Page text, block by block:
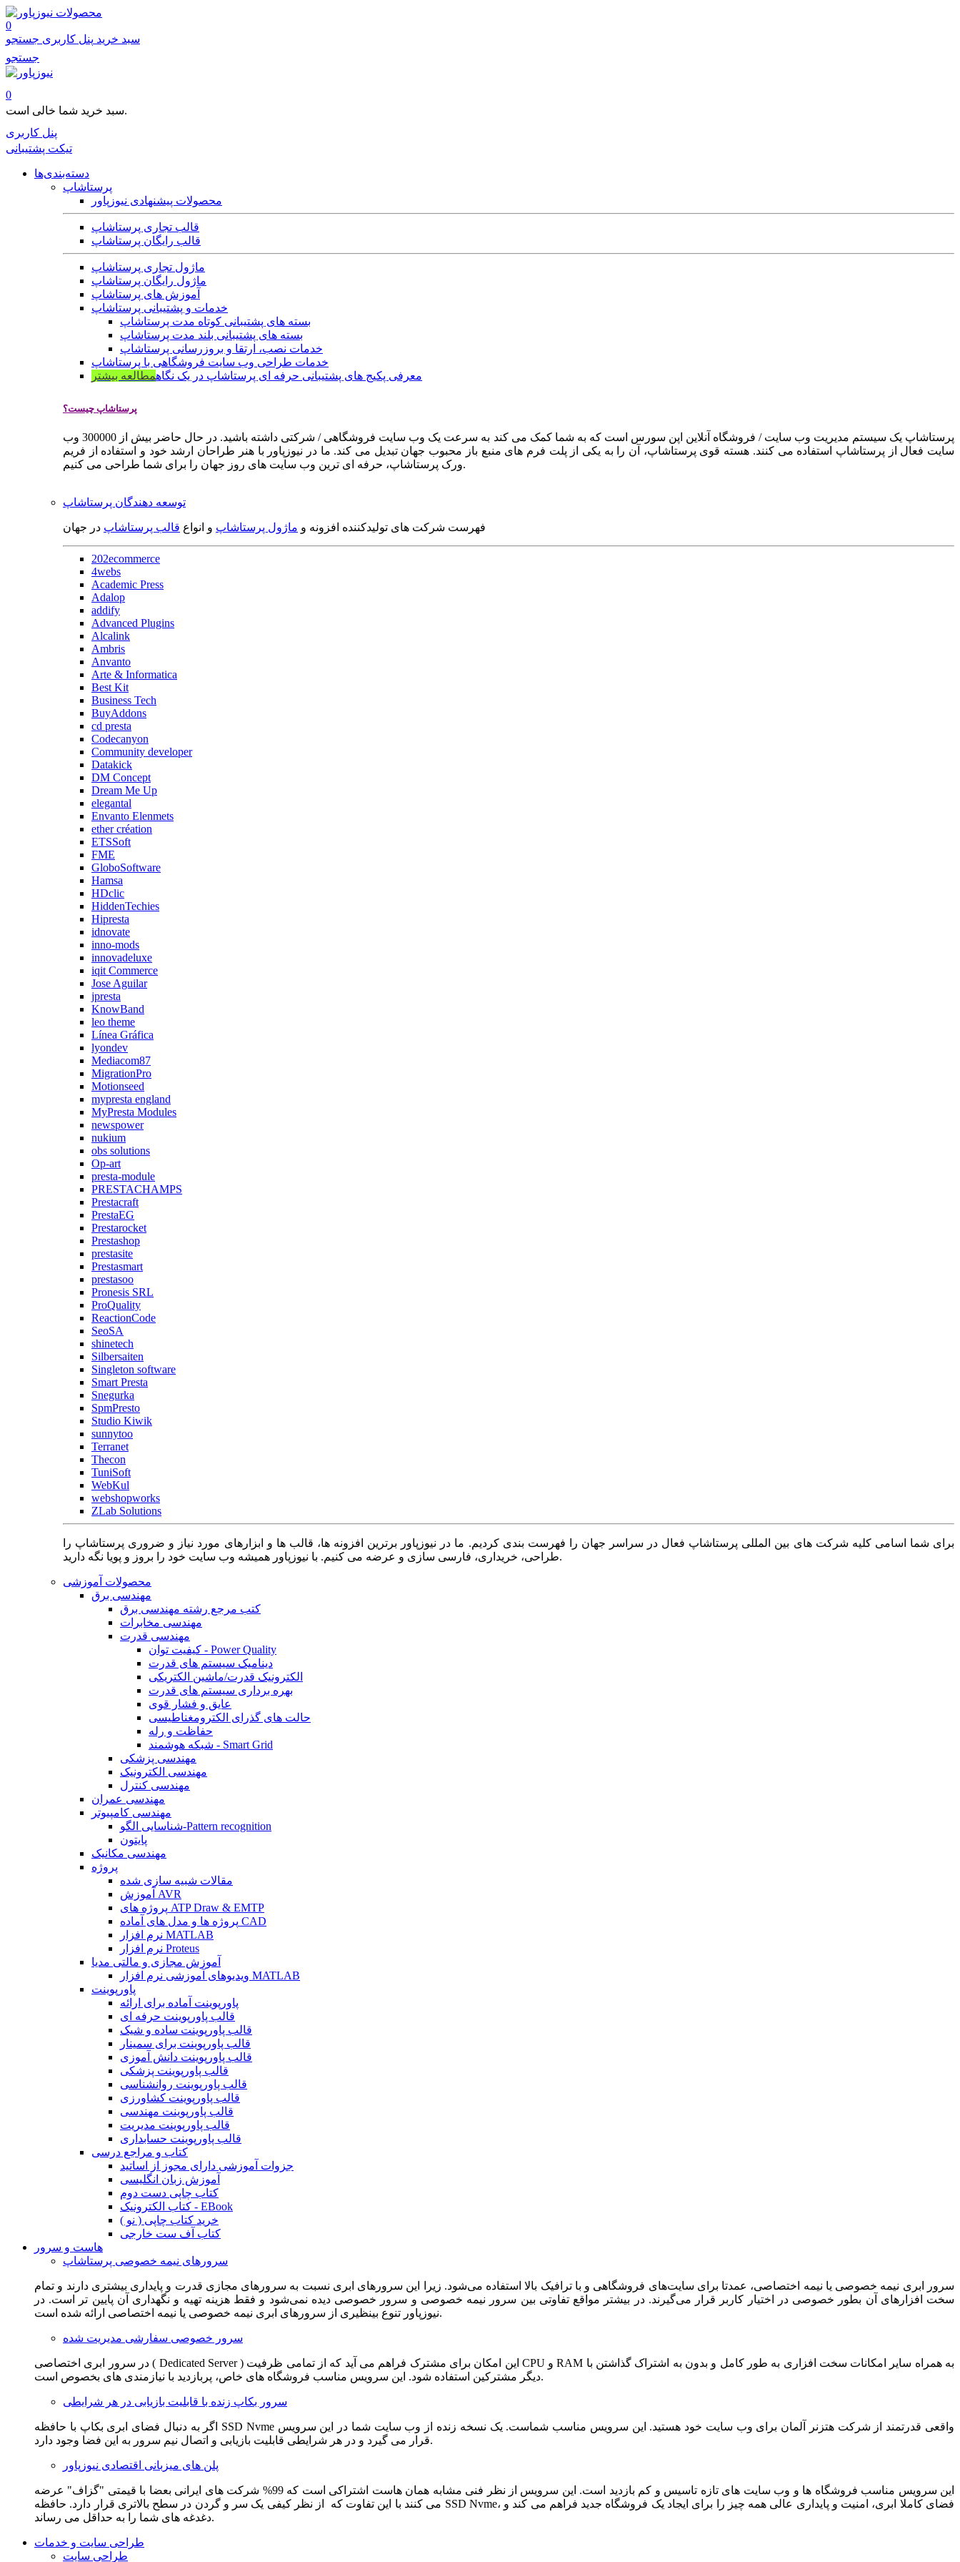
محصولات
0
سبد خرید پنل کاربری جستجو
جستجو
0
سبد خرید شما خالی است.
پنل کاربری
تیکت پشتیبانی
دسته‌بندی‌ها
پرستاشاپ
محصولات پیشنهادی نیوزپاور
قالب تجاری پرستاشاپ
قالب رایگان پرستاشاپ
ماژول تجاری پرستاشاپ
ماژول رایگان پرستاشاپ
آموزش های پرستاشاپ
خدمات و پشتیبانی پرستاشاپ
بسته های پشتیبانی کوتاه مدت پرستاشاپ
بسته های پشتیبانی بلند مدت پرستاشاپ
خدمات نصب، ارتقا و بروزرسانی پرستاشاپ
خدمات طراحی وب سایت فروشگاهی با پرستاشاپ
معرفی پکیج های پشتیبانی حرفه ای پرستاشاپ در یک نگاهمطالعه بیشتر
پرستاشاپ چیست؟
پرستاشاپ یک سیستم مدیریت وب سایت / فروشگاه آنلاین اپن سورس است که به شما کمک می کند به سرعت یک وب سایت فروشگاهی / شرکتی داشته باشید. در حال حاضر بیش از 300000 وب
سایت فعال از پرستاشاپ استفاده می کنند. هسته قوی پرستاشاپ، آن را به یکی از پلت فرم های منبع باز محبوب جهان تبدیل می کند. ما در نیوزپاور با هنر طراحان ارشد خود و استفاده از فریم
ورک پرستاشاپ، حرفه ای ترین وب سایت های روز جهان را برای شما طراحی می کنیم.
توسعه دهندگان پرستاشاپ
فهرست شرکت های تولیدکننده افزونه و ماژول پرستاشاپ و انواع قالب پرستاشاپ در جهان
202ecommerce
4webs
Academic Press
Adalop
addify
Advanced Plugins
Alcalink
Ambris
Anvanto
Arte & Informatica
Best Kit
Business Tech
BuyAddons
cd presta
Codecanyon
Community developer
Datakick
DM Concept
Dream Me Up
elegantal
Envanto Elenmets
ether création
ETSSoft
FME
GloboSoftware
Hamsa
HDclic
HiddenTechies
Hipresta
idnovate
inno-mods
innovadeluxe
iqit Commerce
Jose Aguilar
jpresta
KnowBand
leo theme
Línea Gráfica
lyondev
Mediacom87
MigrationPro
Motionseed
mypresta england
MyPresta Modules
newspower
nukium
obs solutions
Op-art
presta-module
PRESTACHAMPS
Prestacraft
PrestaEG
Prestarocket
Prestashop
prestasite
Prestasmart
prestasoo
Pronesis SRL
ProQuality
ReactionCode
SeoSA
shinetech
Silbersaiten
Singleton software
Smart Presta
Snegurka
SpmPresto
Studio Kiwik
sunnytoo
Terranet
Thecon
TuniSoft
WebKul
webshopworks
ZLab Solutions
برای شما اسامی کلیه شرکت های بین المللی پرستاشاپ فعال در سراسر جهان را فهرست بندی کردیم. ما در نیوزپاور برترین افزونه ها، قالب ها و ابزارهای مورد نیاز و ضروری پرستاشاپ را
طراحی، خریداری، فارسی سازی و عرضه می کنیم. با نیوزپاور همیشه وب سایت خود را بروز و پویا نگه دارید.
محصولات آموزشی
مهندسی برق
کتب مرجع رشته مهندسی برق
مهندسی مخابرات
مهندسی قدرت
کیفیت توان - Power Quality
دینامیک سیستم های قدرت
الکترونیک قدرت/ماشین الکتریکی
بهره برداری سیستم های قدرت
عایق و فشار قوی
حالت های گذرای الکترومغناطیسی
حفاظت و رله
شبکه هوشمند - Smart Grid
مهندسی پزشکی
مهندسی الکترونیک
مهندسی کنترل
مهندسی عمران
مهندسی کامپیوتر
شناسایی الگو-Pattern recognition
پایتون
مهندسی مکانیک
پروژه
مقالات شبیه سازی شده
آموزش AVR
پروژه های ATP Draw & EMTP
پروژه ها و مدل های آماده CAD
نرم افزار MATLAB
نرم افزار Proteus
آموزش مجازی و مالتی مدیا
ویدیوهای آموزشی نرم افزار MATLAB
پاورپوینت
پاورپوینت آماده برای ارائه
قالب پاورپوینت حرفه ای
قالب پاورپوینت ساده و شیک
قالب پاورپوینت برای سمینار
قالب پاورپوینت دانش آموزی
قالب پاورپوینت پزشکی
قالب پاورپوینت روانشناسی
قالب پاورپوینت کشاورزی
قالب پاورپوینت مهندسی
قالب پاورپوینت مدیریت
قالب پاورپوینت حسابداری
کتاب و مراجع درسی
جزوات آموزشی دارای مجوز از اساتید
آموزش زبان انگلیسی
کتاب چاپی دست دوم
کتاب الکترونیک - EBook
خرید کتاب چاپی ( نو )
کتاب آف ست خارجی
هاست و سرور
سرورهای نیمه خصوصی پرستاشاپ
سرور ابری نیمه خصوصی یا نیمه اختصاصی، عمدتا برای سایت‌های فروشگاهی و با ترافیک بالا استفاده می‌شود. زیرا این سرورهای ابری نسبت به سرورهای مجازی قدرت و پایداری بیشتری دارند و تمام
سخت افزارهای آن بطور خصوصی در اختیار کاربر قرار می‌گیرند. در بیشتر مواقع تفاوتی بین سرور نیمه خصوصی و سرور خصوصی دیده نمی‌شود و فقط هزینه تهیه و نگهداری آن پایین تر است. در
نیوزپاور تنوع بینظیری از سرورهای ابری نیمه خصوصی یا نیمه اختصاصی ارائه شده است.
سرور خصوصی سفارشی مدیریت شده
در سرور ابری اختصاصی ( Dedicated Server ) این امکان برای مشترک فراهم می آید که از تمامی ظرفیت CPU و RAM به همراه سایر امکانات سخت افزاری به طور کامل و بدون به اشتراک گذاشتن با
دیگر مشترکین استفاده شود. این سرویس مناسب فروشگاه های خاص، پربازدید با نیازمندی های بخصوص است.
سرور بکاپ زنده با قابلیت بازیابی در هر شرایطی
اگر به دنبال فضای ابری بکاپ با حافظه SSD Nvme واقعی قدرتمند از شرکت هتزنر آلمان برای وب سایت خود هستید. این سرویس مناسب شماست. یک نسخه زنده از وب سایت شما در این سرویس
قرار می گیرد و در هر شرایطی قابلیت بازیابی و اتصال نیم سرور به این فضا وجود دارد.
پلن های میزبانی اقتصادی نیوزپاور
این سرویس مناسب فروشگاه ها و وب سایت های تازه تاسیس و کم بازدید است. این سرویس از نظر فنی مشابه همان هاست اشتراکی است که 99% شرکت های ایرانی بعضا با قیمتی "گزاف" عرضه
می کنند با این تفاوت که از نظر کیفی یک سر و گردن در سطح بالاتری قرار دارد. حافظه SSD Nvme، فضای کاملا ابری، امنیت و پایداری عالی همه چیز را برای ایجاد یک فروشگاه جدید فراهم می کند و
دغدغه های شما را به حداقل می رساند.
طراحی سایت و خدمات
طراحی سایت